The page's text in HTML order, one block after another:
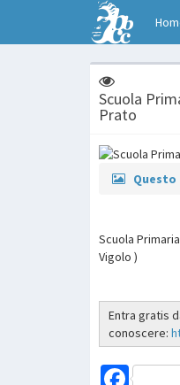
Scuola
Prato
Scuola
Vigolo )
Entra gratis
conoscere:
Facebook